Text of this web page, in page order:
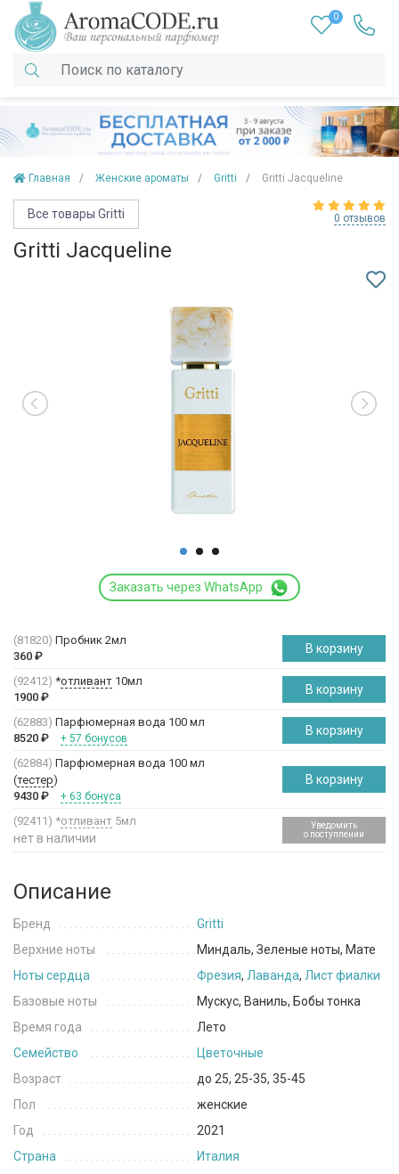
0
Главная Женские ароматы Gritti Gritti Jacqueline
Все товары Gritti 0 отзывов
Gritti Jacqueline
Заказать через WhatsApp
(81820) Пробник 2мл
360 ₽
В корзину
(92412) *отливант 10мл
1900 ₽
В корзину
(62883) Парфюмерная вода 100 мл
8520 ₽ + 57 бонусов
В корзину
(62884) Парфюмерная вода 100 мл
(тестер)
9430 ₽ + 63 бонуса
В корзину
(92411) *отливант 5мл
нет в наличии
Уведомить
о поступлении
Описание
Бренд
Gritti
Верхние ноты
Миндаль, Зеленые ноты, Мате
Ноты сердца
Фрезия, Лаванда, Лист фиалки
Базовые ноты
Мускус, Ваниль, Бобы тонка
Время года
Лето
Семейство
Цветочные
Возраст
до 25, 25-35, 35-45
Пол
женские
Год
2021
Страна
Италия